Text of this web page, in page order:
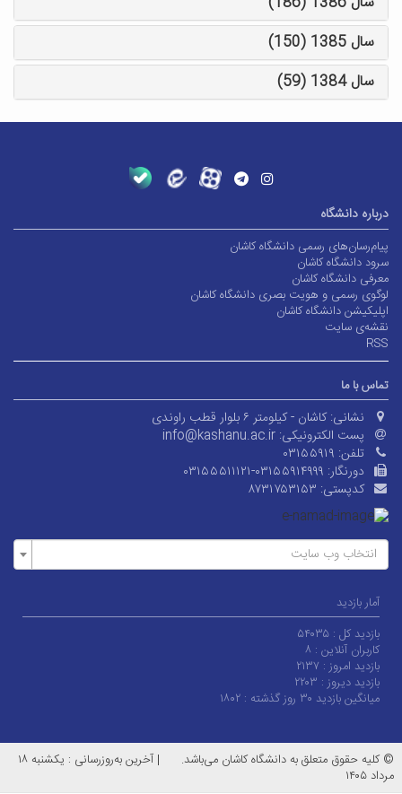
سال 1385 (150)
سال 1384 (59)
درباره دانشگاه
پیام‌رسان‌های رسمی دانشگاه کاشان
سرود دانشگاه کاشان
معرفی دانشگاه کاشان
لوگوی رسمی و هویت بصری دانشگاه کاشان
اپلیکیشن دانشگاه کاشان
نقشه‌ی سایت
RSS
تماس با ما
نشانی: کاشان - کیلومتر ۶ بلوار قطب راوندی
پست الکترونیکی: info@kashanu.ac.ir
تلفن: ۰۳۱۵۵۹۱۹
دورنگار: ۰۳۱۵۵۵۱۱۱۲۱-۰۳۱۵۵۹۱۴۹۹۹
کدپستی: ۸۷۳۱۷۵۳۱۵۳
انتخاب وب سایت
آمار بازدید
بازدید کل : ۵۴۰۳۵
کاربران آنلاین : ۸
بازدید امروز : ۲۱۳۷
بازدید دیروز : ۲۲۰۳
میانگین بازدید ۳۰ روز گذشته :
۱۸۰۲
© کلیه حقوق متعلق به دانشگاه کاشان می‌باشد. |
آخرین به‌روزرسانی : یکشنبه ۱۸
مرداد ۱۴۰۵